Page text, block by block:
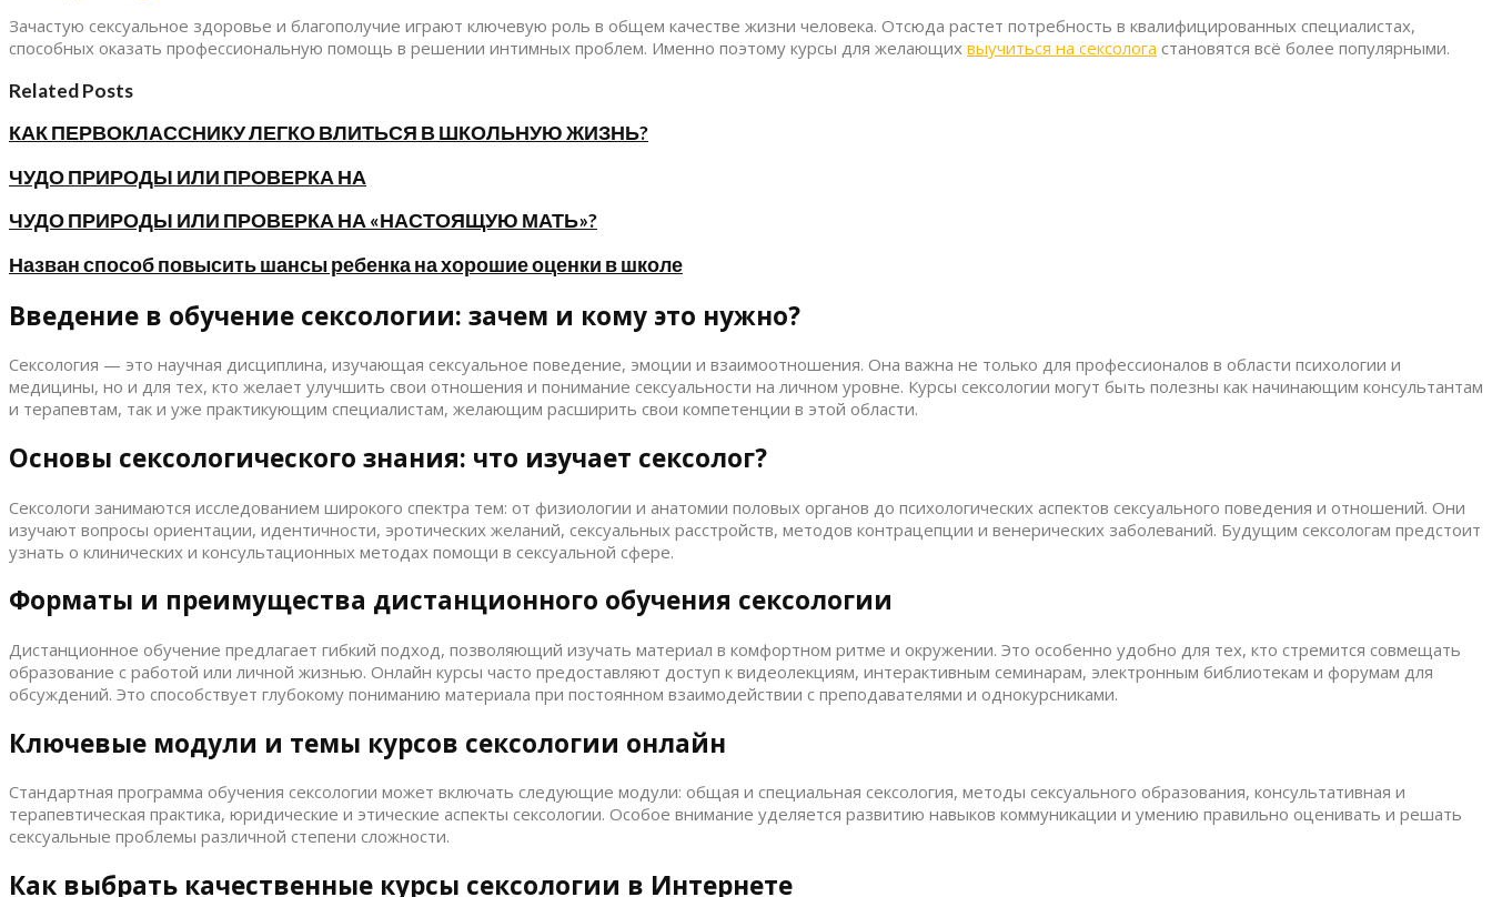
Зачастую сексуальное здоровье и благополучие играют ключевую роль в общем качестве жизни человека. Отсюда растет потребность в квалифицированных специалистах,
способных оказать профессиональную помощь в решении интимных проблем. Именно поэтому курсы для желающих выучиться на сексолога становятся всё более популярными.
Related Posts
КАК ПЕРВОКЛАССНИКУ ЛЕГКО ВЛИТЬСЯ В ШКОЛЬНУЮ ЖИЗНЬ?
ЧУДО ПРИРОДЫ ИЛИ ПРОВЕРКА НА
ЧУДО ПРИРОДЫ ИЛИ ПРОВЕРКА НА «НАСТОЯЩУЮ МАТЬ»?
Назван способ повысить шансы ребенка на хорошие оценки в школе
Введение в обучение сексологии: зачем и кому это нужно?
Сексология — это научная дисциплина, изучающая сексуальное поведение, эмоции и взаимоотношения. Она важна не только для профессионалов в области психологии и
медицины, но и для тех, кто желает улучшить свои отношения и понимание сексуальности на личном уровне. Курсы сексологии могут быть полезны как начинающим консультантам
и терапевтам, так и уже практикующим специалистам, желающим расширить свои компетенции в этой области.
Основы сексологического знания: что изучает сексолог?
Сексологи занимаются исследованием широкого спектра тем: от физиологии и анатомии половых органов до психологических аспектов сексуального поведения и отношений. Они
изучают вопросы ориентации, идентичности, эротических желаний, сексуальных расстройств, методов контрацепции и венерических заболеваний. Будущим сексологам предстоит
узнать о клинических и консультационных методах помощи в сексуальной сфере.
Форматы и преимущества дистанционного обучения сексологии
Дистанционное обучение предлагает гибкий подход, позволяющий изучать материал в комфортном ритме и окружении. Это особенно удобно для тех, кто стремится совмещать
образование с работой или личной жизнью. Онлайн курсы часто предоставляют доступ к видеолекциям, интерактивным семинарам, электронным библиотекам и форумам для
обсуждений. Это способствует глубокому пониманию материала при постоянном взаимодействии с преподавателями и однокурсниками.
Ключевые модули и темы курсов сексологии онлайн
Стандартная программа обучения сексологии может включать следующие модули: общая и специальная сексология, методы сексуального образования, консультативная и
терапевтическая практика, юридические и этические аспекты сексологии. Особое внимание уделяется развитию навыков коммуникации и умению правильно оценивать и решать
сексуальные проблемы различной степени сложности.
Как выбрать качественные курсы сексологии в Интернете